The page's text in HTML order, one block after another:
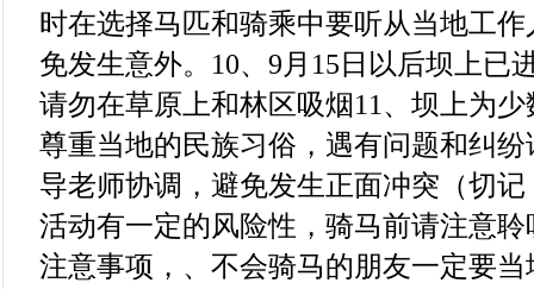
时在选择马匹和骑乘中要听从当地工
免发生意外。10、9月15日以后坝上已
请勿在草原上和林区吸烟11、坝上为
尊重当地的民族习俗，遇有问题和纠
导老师协调，避免发生正面冲突（切
活动有一定的风险性，骑马前请注意
注意事项，、不会骑马的朋友一定要